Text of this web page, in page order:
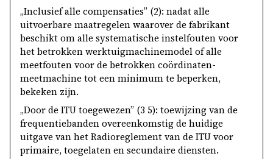
„Inclusief alle compensaties” (2): nadat alle
uitvoerbare maatregelen waarover de fabrikant
beschikt om alle systematische instelfouten voor
het betrokken werktuigmachinemodel of alle
meetfouten voor de betrokken coördinaten-
meetmachine tot een minimum te beperken,
bekeken zijn.
„Door de ITU toegewezen” (3 5): toewijzing van de
frequentiebanden overeenkomstig de huidige
uitgave van het Radioreglement van de ITU voor
primaire, toegelaten en secundaire diensten.